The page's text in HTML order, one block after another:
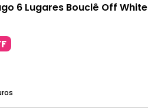
6 Lugares Bouclê Off White